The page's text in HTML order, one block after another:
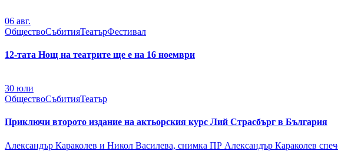
06 авг.
ОбществоСъбитияТеатърФестивал
12-тата Нощ на театрите ще е на 16 ноември
30 юли
ОбществоСъбитияТеатър
Приключи второто издание на актьорския курс Лий Страсбърг в България
Александър Караколев и Никол Василева, снимка ПР Александър Караколев